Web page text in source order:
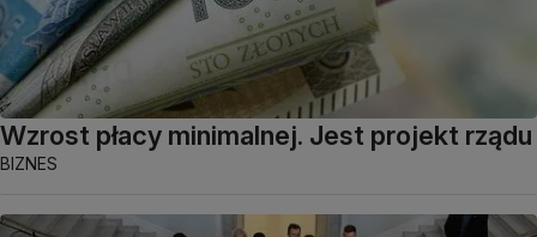
Wzrost płacy minimalnej. Jest projekt rządu
BIZNES